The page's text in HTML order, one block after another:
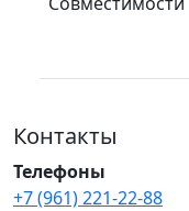
Контакты
Телефоны
+7 (961) 221-22-88